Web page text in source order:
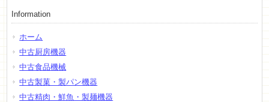
Information
ホーム
中古厨房機器
中古食品機械
中古製菓・製パン機器
中古精肉・鮮魚・製麺機器